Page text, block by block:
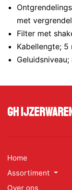
met
Filter met
Kabellengte; 5
Geluidsniveau;
GH
Home
Assortiment
Over ons